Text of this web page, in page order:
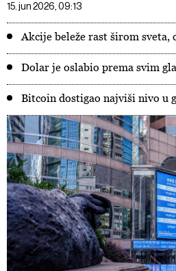
15. jun 2026, 09:13
Akcije beleže rast širom sveta,
Dolar je oslabio prema svim
Bitcoin dostigao najviši nivo u